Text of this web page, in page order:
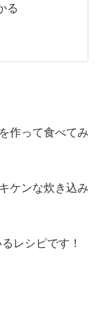
る
作って食べてみ
ケンな炊き込み
レシピです！